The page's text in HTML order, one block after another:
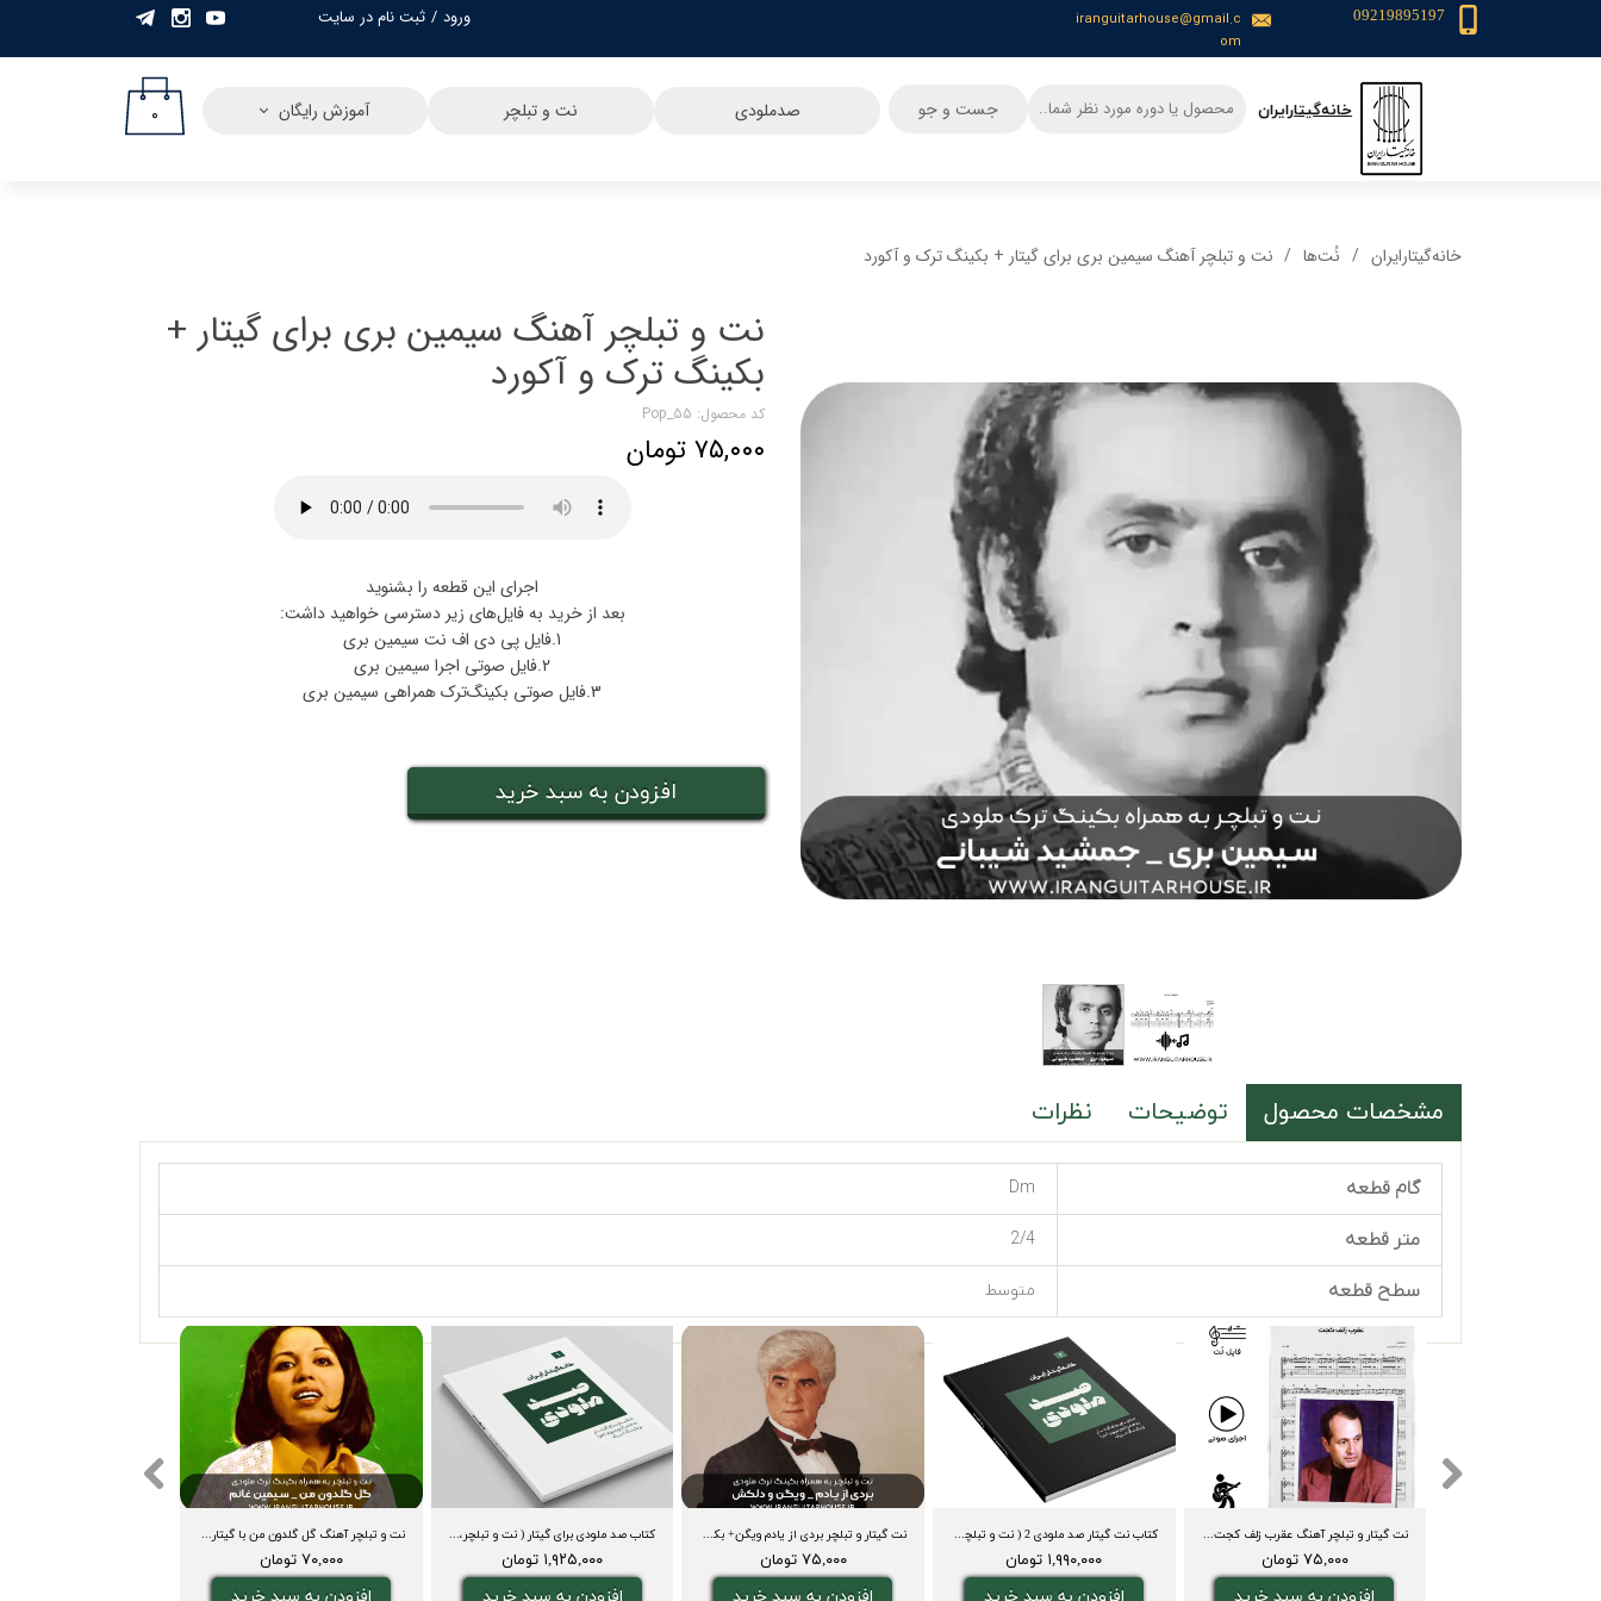
iranguitarhouse@gmail.c
om
ورود / ثبت نام در سایت
حساب کاربری من
09219895197
​خانه‌گیتار‌ایران صدملودی نت و تبلچر آموزش رایگان ۰ جست و جو
خانه‌گیتار‌ایران نُت‌ها نت و تبلچر آهنگ سیمین بری برای گیتار + بکینگ ترک و آکورد
نت و تبلچر آهنگ سیمین بری برای گیتار +
بکینگ ترک و آکورد
کد محصول: Pop_55
۷۵,۰۰۰ تومان
اجرای این قطعه را بشنوید
بعد از خرید به فایل‌های زیر دسترسی خواهید داشت:
1.فایل پی دی اف نت سیمین بری
2.فایل صوتی اجرا سیمین بری
3.فایل صوتی بکینگ‌ترک همراهی سیمین بری
افزودن به سبد خرید
مشخصات محصول توضیحات نظرات
گام قطعه Dm
متر قطعه 2/4
سطح قطعه متوسط
نت و تبلچر آهنگ گل گلدون من با گیتار + آکورد و بکینگ ترک
۷۰,۰۰۰ تومان
کتاب صد ملودی برای گیتار ( نت و تبلچر، آکورد، ویدیوی اجرا و بکینگ ترک)
۱,۹۲۵,۰۰۰ تومان
نت گیتار و تبلچر بردی از یادم ویگن+ بکینگ ترک و آکورد
۷۵,۰۰۰ تومان
کتاب نت گیتار صد ملودی 2 ( نت و تبلچر، آکورد، ویدیوی اجرا و بکینگ ترک)
۱,۹۹۰,۰۰۰ تومان
نت گیتار و تبلچر آهنگ عقرب زلف کجت(ایرج بسطامی) + بکینگ ترک و آکورد
۷۵,۰۰۰ تومان